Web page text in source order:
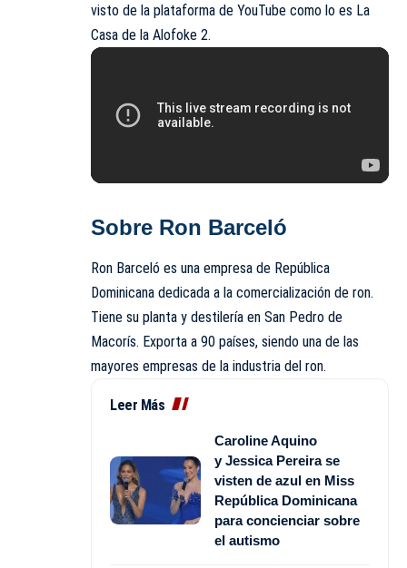
visto de la plataforma de YouTube como lo es La
Casa de la Alofoke 2.
Sobre Ron Barceló
Ron Barceló es una empresa de República
Dominicana dedicada a la comercialización de ron.
Tiene su planta y destilería en San Pedro de
Macorís. Exporta a 90 países, siendo una de las
mayores empresas de la industria del ron.​​
Leer Más
Caroline Aquino
y Jessica Pereira se
visten de azul en Miss
República Dominicana
para concienciar sobre
el autismo